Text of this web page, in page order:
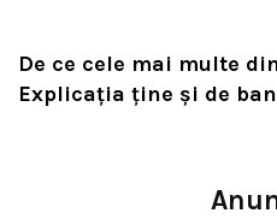
De ce cele mai multe
Explicația ține și de